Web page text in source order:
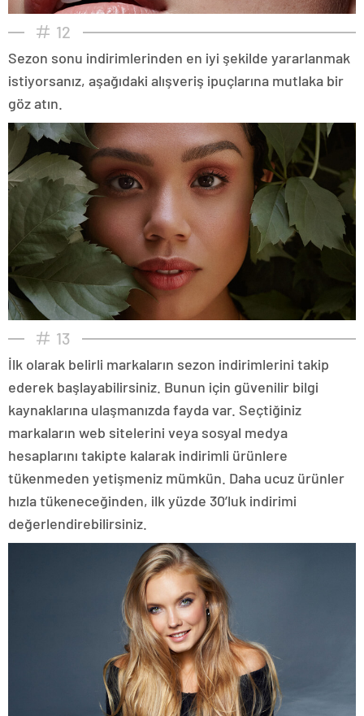
12
Sezon sonu indirimlerinden en iyi şekilde yararlanmak
istiyorsanız, aşağıdaki alışveriş ipuçlarına mutlaka bir
göz atın.
13
İlk olarak belirli markaların sezon indirimlerini takip
ederek başlayabilirsiniz. Bunun için güvenilir bilgi
kaynaklarına ulaşmanızda fayda var. Seçtiğiniz
markaların web sitelerini veya sosyal medya
hesaplarını takipte kalarak indirimli ürünlere
tükenmeden yetişmeniz mümkün. Daha ucuz ürünler
hızla tükeneceğinden, ilk yüzde 30’luk indirimi
değerlendirebilirsiniz.